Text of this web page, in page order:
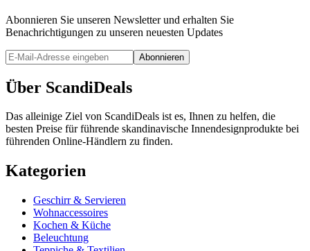
Abonnieren Sie unseren Newsletter und erhalten Sie
Benachrichtigungen zu unseren neuesten Updates
Abonnieren
Über ScandiDeals
Das alleinige Ziel von ScandiDeals ist es, Ihnen zu helfen, die
besten Preise für führende skandinavische Innendesignprodukte bei
führenden Online-Händlern zu finden.
Kategorien
Geschirr & Servieren
Wohnaccessoires
Kochen & Küche
Beleuchtung